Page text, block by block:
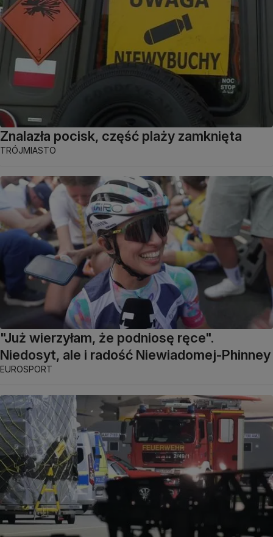
Znalazła pocisk, część plaży zamknięta
TRÓJMIASTO
"Już wierzyłam, że podniosę ręce".
Niedosyt, ale i radość Niewiadomej-Phinney
EUROSPORT